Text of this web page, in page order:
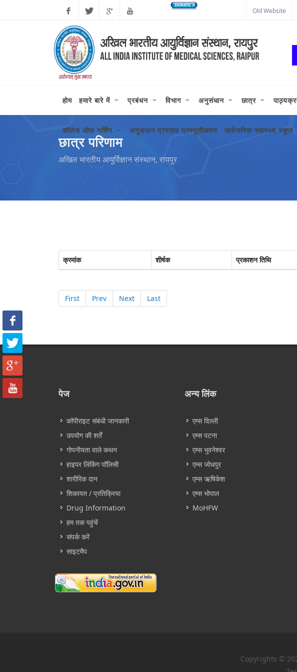
FacebookTwitter
Plus
Old Website
होम हमारे बारे में प्रबंधन विभाग अनुसंधान छात्र
कॉलेज ऑफ नर्सिंग अनुसंधान प्रस्ताव प्रस्तुतीकरण सार्वजनिक स्वास्थ्य स्कूल
छात्र परिणाम
अखिल भारतीय आयुर्विज्ञान संस्थान, रायपुर
क्रमांक शीर्षक प्रकाशन तिथि
First Prev Next Last
पेज
कॉपीराइट संबंधी जानकारी
उपयोग की शर्तें
गोपनीयता वाले कथन
हाइपर लिंकिंग पॉलिसी
शारीरिक दान
शिकायत / प्रतिक्रिया
Drug Information
हम तक पहुंचें
संपर्क करें
साइटमैप
अन्य लिंक
एम्स दिल्ली
एम्स पटना
एम्स भुवनेश्वर
एम्स जोधपुर
एम्स ऋषिकेश
एम्स भोपाल
MoHFW
Copyrights ©